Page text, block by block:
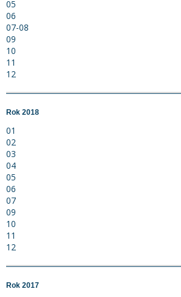
05
06
07-08
09
10
11
12
Rok 2018
01
02
03
04
05
06
07
09
10
11
12
Rok 2017